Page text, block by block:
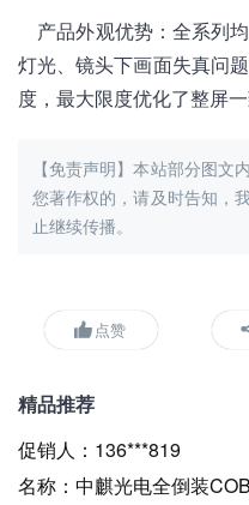
产品外观优势：全系列
灯光、镜头下画面失真问
度，最大限度优化了整屏一
【免责声明】本站部分图文
您著作权的，请及时告知，
止继续传播。
点赞
精品推荐
促销人： 136***819
名称： 中麒光电全倒装